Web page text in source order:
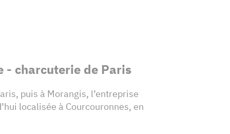
- charcuterie de Paris
puis à Morangis, l’entreprise
localisée à Courcouronnes, en